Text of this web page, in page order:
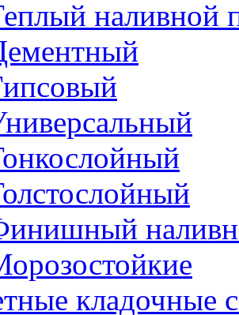
наливной
кладочные